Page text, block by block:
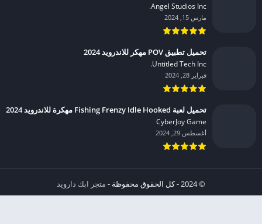
Angel Studios Inc.‏
مارس 15, 2024
تحميل تطبيق POV مهكر للاندرويد 2024
Untitled Tech Inc.‏
فبراير 28, 2024
تحميل لعبة Fishing Frenzy Idle Hooked مهكرة للاندرويد 2024
CyberJoy Game‏
أغسطس 29, 2024
© 2024 - كل الحقوق محفوظة -
متجر ابك دارويد